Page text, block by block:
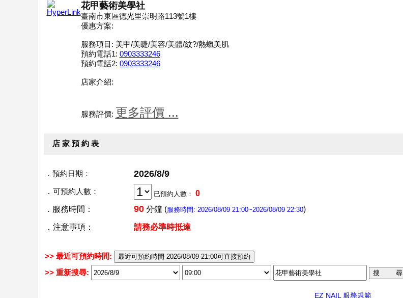
花甲藝術美學社
臺南市東區德光里崇明路113號1樓
優惠方案:
服務項目: 美甲/美睫/美容/美體/紋?/熱蠟美肌
預約電話1: 0903333246
預約電話2: 0903333246
店家介紹:
服務評價: 更多評價 ...
店 家 預 約 表
． 預約日期： 2026/8/9
． 可預約人數： 已預約人數： 0
． 服務時間： 90分鐘 (服務時間: 2026/08/09 21:00~2026/08/09 22:30)
．注意事項： 請務必準時抵達
>> 最近可預約時間:
>> 重新搜尋:
EZ NAIL 服務規範